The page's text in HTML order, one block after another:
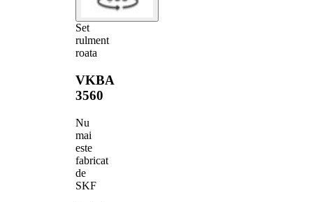
Set
rulment
roata
VKBA
3560
Nu
mai
este
fabricat
de
SKF